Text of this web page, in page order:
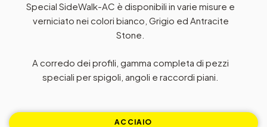
Special SideWalk-AC è disponibili in varie misure e
verniciato nei colori bianco, Grigio ed Antracite
Stone.
A corredo dei profili, gamma completa di pezzi
speciali per spigoli, angoli e raccordi piani.
ACCIAIO